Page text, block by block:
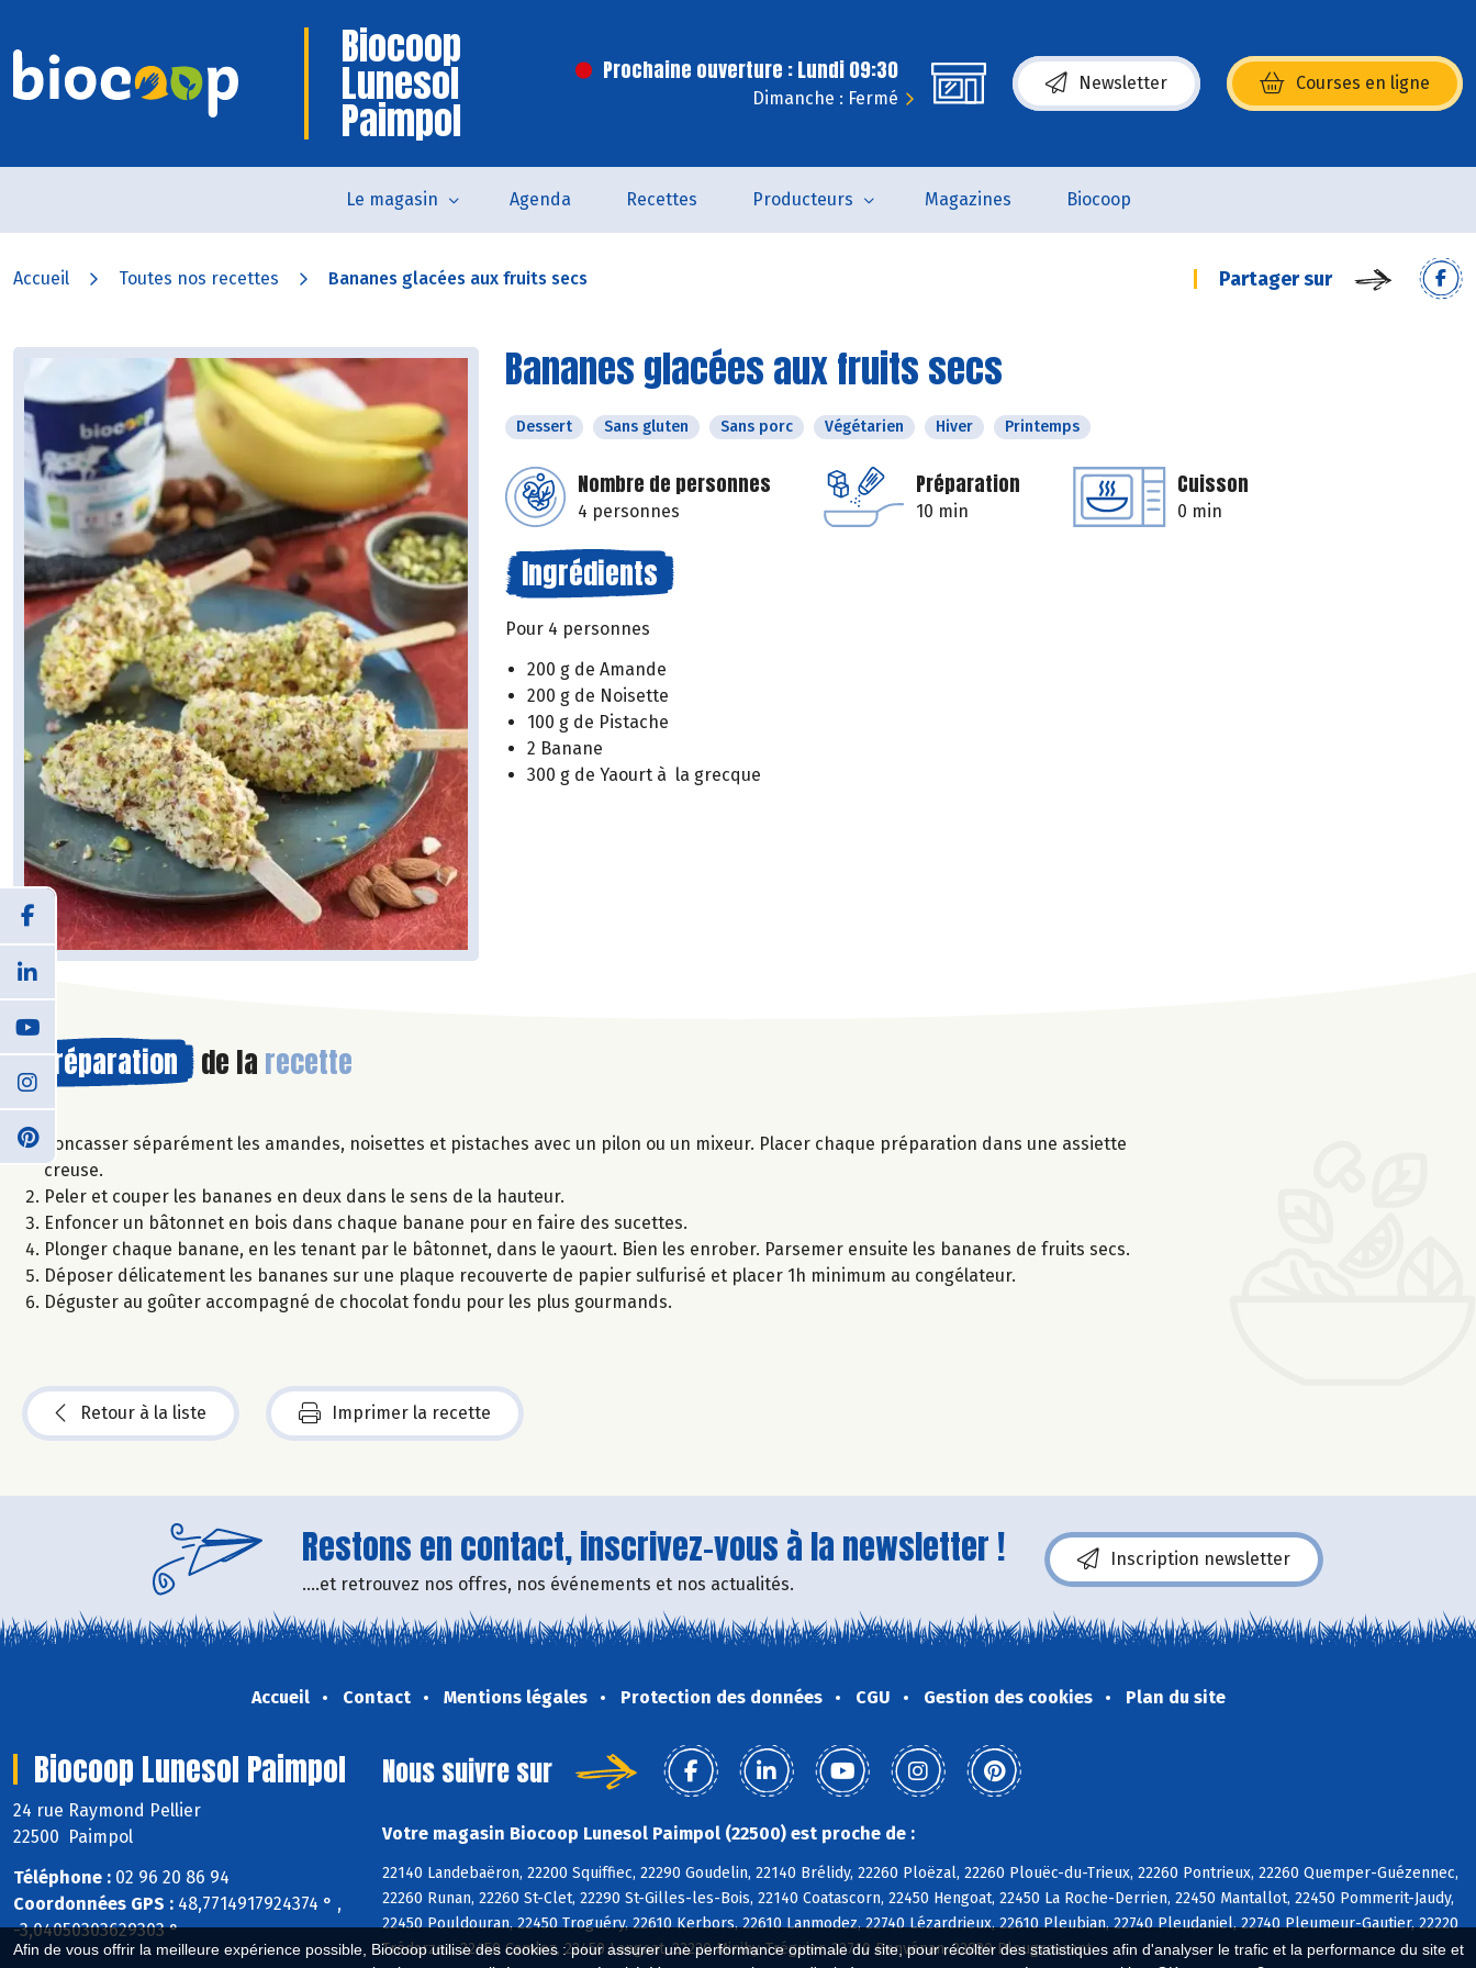
Afin de vous offrir la meilleure expérience possible, Biocoop utilise des cookies : pour assurer une performance optimale du site, pour récolter des statistiques afin d'analyser le trafic et la performance du site et
Biocoop
Lunesol
Paimpol
Prochaine ouverture : Lundi 09:30
Dimanche : Fermé
Newsletter Courses en ligne
(s’ouvre dans une nouvelle fenêtre)
Le magasin Agenda Recettes Producteurs Magazines Biocoop
Accueil Toutes nos recettes Bananes glacées aux fruits secs Partager sur
Bananes glacées aux fruits secs
Dessert Sans gluten Sans porc Végétarien Hiver Printemps
Nombre de personnes
4 personnes
Préparation
10 min
Cuisson
0 min
Ingrédients
Pour 4 personnes
200 g de Amande
200 g de Noisette
100 g de Pistache
2 Banane
300 g de Yaourt à la grecque
Préparation de la recette
Concasser séparément les amandes, noisettes et pistaches avec un pilon ou un mixeur. Placer chaque préparation dans une assiette
creuse.
Peler et couper les bananes en deux dans le sens de la hauteur.
Enfoncer un bâtonnet en bois dans chaque banane pour en faire des sucettes.
Plonger chaque banane, en les tenant par le bâtonnet, dans le yaourt. Bien les enrober. Parsemer ensuite les bananes de fruits secs.
Déposer délicatement les bananes sur une plaque recouverte de papier sulfurisé et placer 1h minimum au congélateur.
Déguster au goûter accompagné de chocolat fondu pour les plus gourmands.
Retour à la liste Imprimer la recette
Restons en contact, inscrivez-vous à la newsletter !
....et retrouvez nos offres, nos événements et nos actualités.
Inscription newsletter
Accueil Contact Mentions légales Protection des données CGU Gestion des cookies Plan du site
Biocoop Lunesol Paimpol
24 rue Raymond Pellier
22500 Paimpol
Téléphone : 02 96 20 86 94
Coordonnées GPS : 48,7714917924374 ° ,
-3,04050303629303 °
Nous suivre sur
Votre magasin Biocoop Lunesol Paimpol (22500) est proche de :
22140 Landebaëron, 22200 Squiffiec, 22290 Goudelin, 22140 Brélidy, 22260 Ploëzal, 22260 Plouëc-du-Trieux, 22260 Pontrieux, 22260 Quemper-Guézennec,
22260 Runan, 22260 St-Clet, 22290 St-Gilles-les-Bois, 22140 Coatascorn, 22450 Hengoat, 22450 La Roche-Derrien, 22450 Mantallot, 22450 Pommerit-Jaudy,
22450 Pouldouran, 22450 Troguéry, 22610 Kerbors, 22610 Lanmodez, 22740 Lézardrieux, 22610 Pleubian, 22740 Pleudaniel, 22740 Pleumeur-Gautier, 22220
Trédarzec, 22450 Camlez, 22450 Langoat, 22220 Minihy-Tréguier, 22710 Penvénan, 22820 Plougrescant